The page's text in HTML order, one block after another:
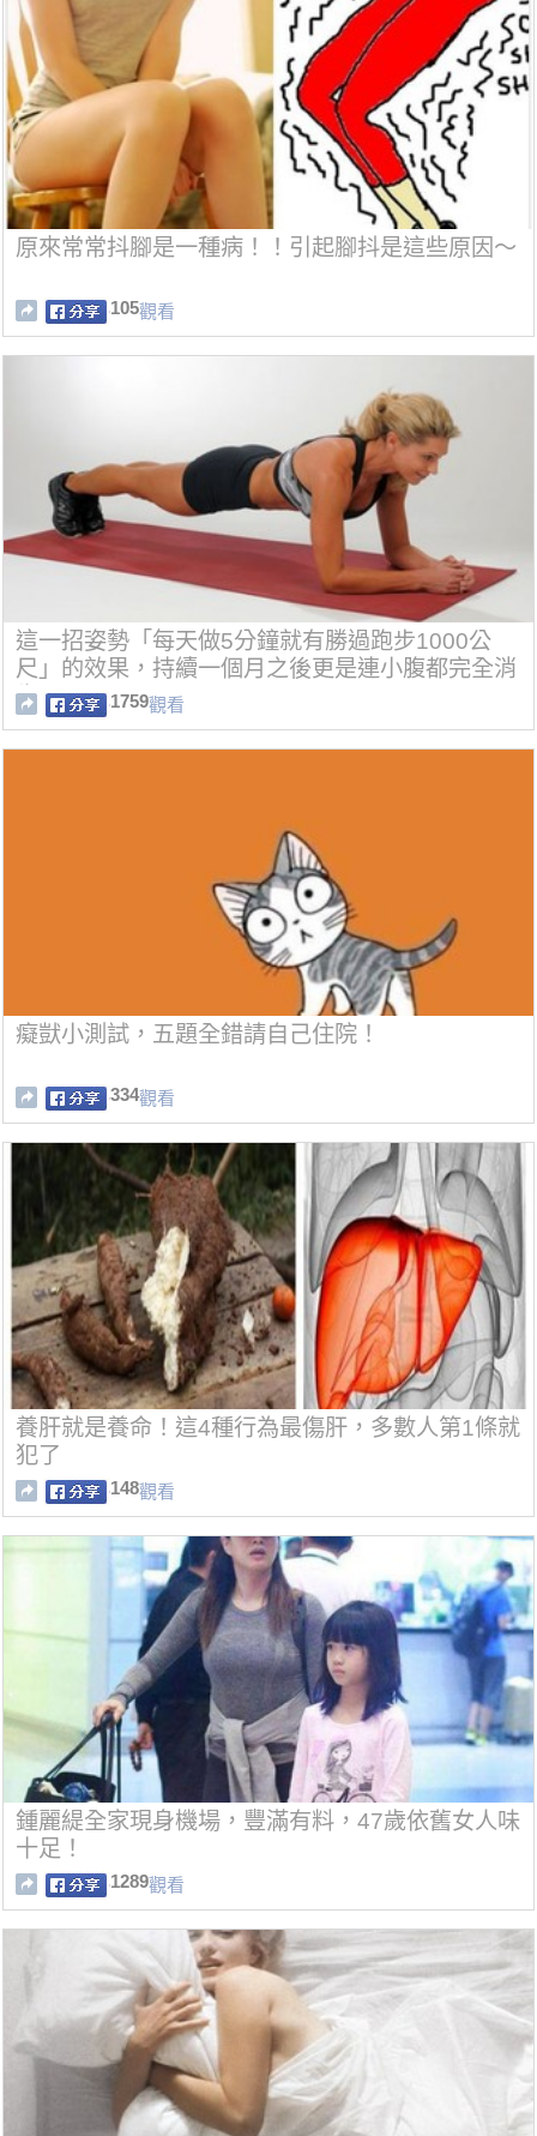
原來常常抖腳是一種病！！引起腳抖是這些原因～
105觀看
這一招姿勢「每天做5分鐘就有勝過跑步1000公
尺」的效果，持續一個月之後更是連小腹都完全消
失了！
1759觀看
癡獃小測試，五題全錯請自己住院！
334觀看
養肝就是養命！這4種行為最傷肝，多數人第1條就
犯了
148觀看
鍾麗緹全家現身機場，豐滿有料，47歲依舊女人味
十足！
1289觀看